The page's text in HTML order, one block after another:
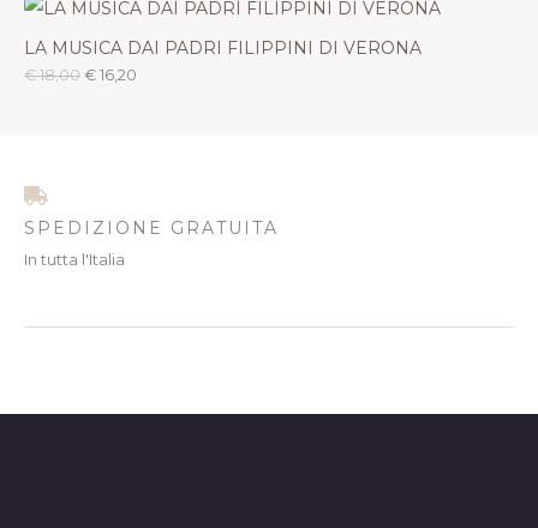
LA MUSICA DAI PADRI FILIPPINI DI VERONA
€18,00 € 16,20
SPEDIZIONE GRATUITA
In tutta l'Italia